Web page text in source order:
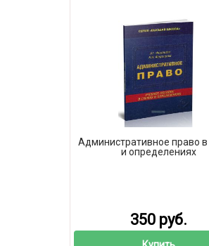
Административное право в
и определениях
350 руб.